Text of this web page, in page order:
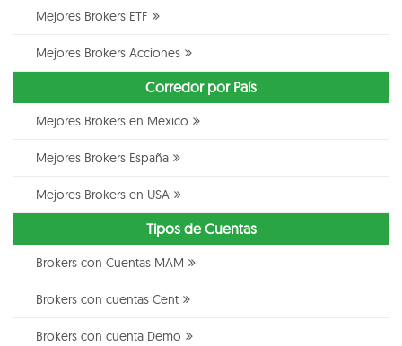
Mejores Brokers ETF
Mejores Brokers Acciones
Corredor por País
Mejores Brokers en Mexico
Mejores Brokers España
Mejores Brokers en USA
Tipos de Cuentas
Brokers con Cuentas MAM
Brokers con cuentas Cent
Brokers con cuenta Demo